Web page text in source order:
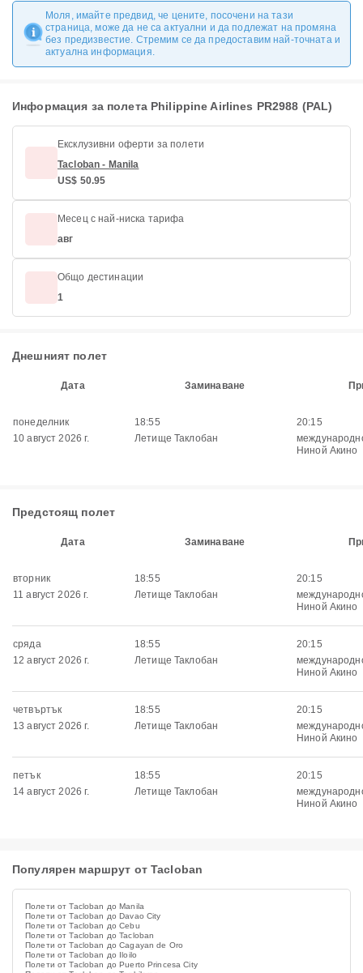
Моля, имайте предвид, че цените, посочени на тази
страница, може да не са актуални и да подлежат на промяна
без предизвестие. Стремим се да предоставим най-точната и
актуална информация.
Информация за полета Philippine Airlines PR2988 (PAL)
Ексклузивни оферти за полети
Tacloban - Manila
US$ 50.95
Месец с най-ниска тарифа
авг
Общо дестинации
1
Днешният полет
Дата Заминаване
понеделник
10 август 2026 г.
18:55
Летище Таклобан
20:15
Ниной Акино
Предстоящ полет
Дата Заминаване
вторник
11 август 2026 г.
18:55
Летище Таклобан
20:15
Ниной Акино
сряда
12 август 2026 г.
18:55
Летище Таклобан
20:15
Ниной Акино
четвъртък
13 август 2026 г.
18:55
Летище Таклобан
20:15
Ниной Акино
петък
14 август 2026 г.
18:55
Летище Таклобан
20:15
Ниной Акино
Популярен маршрут от Tacloban
Полети от Tacloban до Manila
Полети от Tacloban до Davao City
Полети от Tacloban до Cebu
Полети от Tacloban до Tacloban
Полети от Tacloban до Cagayan de Oro
Полети от Tacloban до Iloilo
Полети от Tacloban до Puerto Princesa City